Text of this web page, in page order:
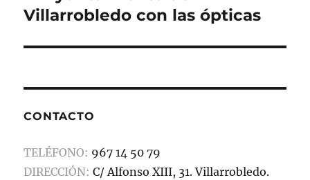
siguiente:
Villarrobledo con las ópticas
CONTACTO
TELÉFONO: 967 14 50 79
DIRECCIÓN: C/ Alfonso XIII, 31. Villarrobledo.